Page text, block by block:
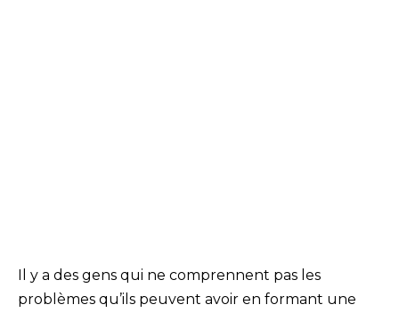
Il y a des gens qui ne comprennent pas les
problèmes qu’ils peuvent avoir en formant une